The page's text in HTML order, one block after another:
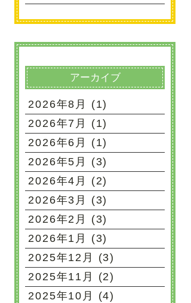
アーカイブ
2026年8月 (1)
2026年7月 (1)
2026年6月 (1)
2026年5月 (3)
2026年4月 (2)
2026年3月 (3)
2026年2月 (3)
2026年1月 (3)
2025年12月 (3)
2025年11月 (2)
2025年10月 (4)